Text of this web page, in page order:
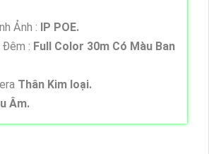
Ảnh : IP POE.
: Full Color 30m Có Màu Ban
Thân Kim loại.
Âm.